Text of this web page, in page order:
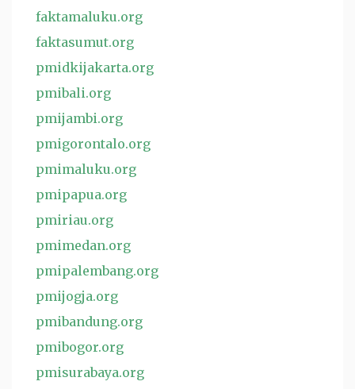
faktamaluku.org
faktasumut.org
pmidkijakarta.org
pmibali.org
pmijambi.org
pmigorontalo.org
pmimaluku.org
pmipapua.org
pmiriau.org
pmimedan.org
pmipalembang.org
pmijogja.org
pmibandung.org
pmibogor.org
pmisurabaya.org